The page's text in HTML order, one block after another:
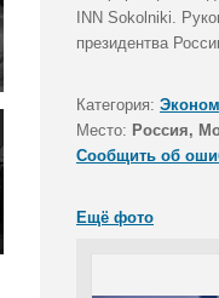
INN Sokolniki.
президентва
Категория:
Место: Россия,
Сообщить об
Ещё фото